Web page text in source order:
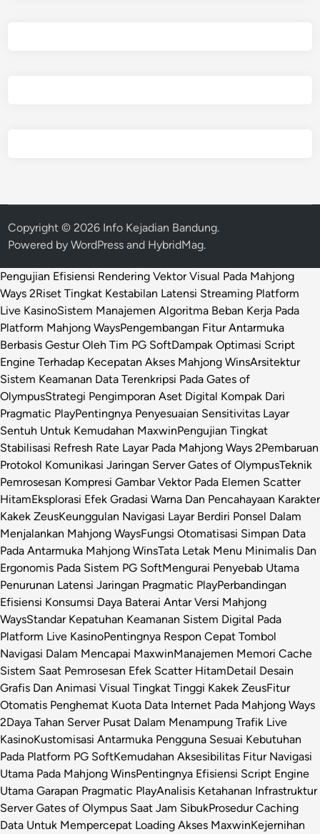
Copyright © 2026 Info Kejadian Bandung.
Powered byWordPress and HybridMag.
Pengujian Efisiensi Rendering Vektor Visual Pada Mahjong
Ways 2Riset Tingkat Kestabilan Latensi Streaming Platform
Live KasinoSistem Manajemen Algoritma Beban Kerja Pada
Platform Mahjong WaysPengembangan Fitur Antarmuka
Berbasis Gestur Oleh Tim PG SoftDampak Optimasi Script
Engine Terhadap Kecepatan Akses Mahjong WinsArsitektur
Sistem Keamanan Data Terenkripsi Pada Gates of
OlympusStrategi Pengimporan Aset Digital Kompak Dari
Pragmatic PlayPentingnya Penyesuaian Sensitivitas Layar
Sentuh Untuk Kemudahan MaxwinPengujian Tingkat
Stabilisasi Refresh Rate Layar Pada Mahjong Ways 2Pembaruan
Protokol Komunikasi Jaringan Server Gates of OlympusTeknik
Pemrosesan Kompresi Gambar Vektor Pada Elemen Scatter
HitamEksplorasi Efek Gradasi Warna Dan Pencahayaan Karakter
Kakek ZeusKeunggulan Navigasi Layar Berdiri Ponsel Dalam
Menjalankan Mahjong WaysFungsi Otomatisasi Simpan Data
Pada Antarmuka Mahjong WinsTata Letak Menu Minimalis Dan
Ergonomis Pada Sistem PG SoftMengurai Penyebab Utama
Penurunan Latensi Jaringan Pragmatic PlayPerbandingan
Efisiensi Konsumsi Daya Baterai Antar Versi Mahjong
WaysStandar Kepatuhan Keamanan Sistem Digital Pada
Platform Live KasinoPentingnya Respon Cepat Tombol
Navigasi Dalam Mencapai MaxwinManajemen Memori Cache
Sistem Saat Pemrosesan Efek Scatter HitamDetail Desain
Grafis Dan Animasi Visual Tingkat Tinggi Kakek ZeusFitur
Otomatis Penghemat Kuota Data Internet Pada Mahjong Ways
2Daya Tahan Server Pusat Dalam Menampung Trafik Live
KasinoKustomisasi Antarmuka Pengguna Sesuai Kebutuhan
Pada Platform PG SoftKemudahan Aksesibilitas Fitur Navigasi
Utama Pada Mahjong WinsPentingnya Efisiensi Script Engine
Utama Garapan Pragmatic PlayAnalisis Ketahanan Infrastruktur
Server Gates of Olympus Saat Jam SibukProsedur Caching
Data Untuk Mempercepat Loading Akses MaxwinKejernihan